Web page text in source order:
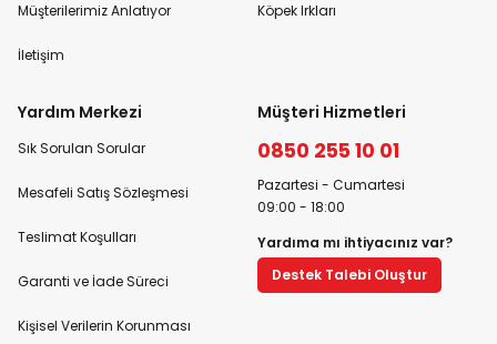
Müşterilerimiz Anlatıyor
İletişim
Köpek Irkları
Yardım Merkezi
Sık Sorulan Sorular
Mesafeli Satış Sözleşmesi
Teslimat Koşulları
Garanti ve İade Süreci
Kişisel Verilerin Korunması
Müşteri Hizmetleri
0850 255 10 01
Pazartesi - Cumartesi
09:00 - 18:00
Yardıma mı ihtiyacınız var?
Destek Talebi Oluştur